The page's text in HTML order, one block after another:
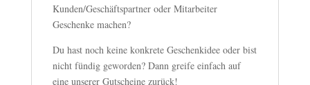
Kunden/Geschäftspartner oder Mitarbeiter
Geschenke machen?
Du hast noch keine konkrete Geschenkidee oder bist
nicht fündig geworden? Dann greife einfach auf
eine unserer Gutscheine zurück!